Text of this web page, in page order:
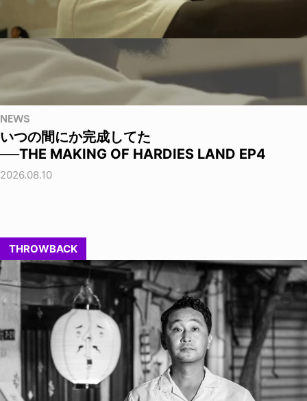
NEWS
いつの間にか完成してた
──THE MAKING OF HARDIES LAND EP4
2026.08.10
THROWBACK